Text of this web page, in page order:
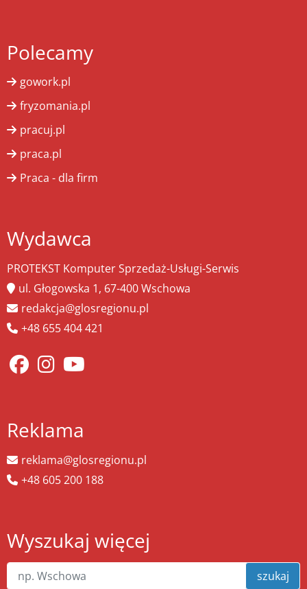
Polecamy
gowork.pl
fryzomania.pl
pracuj.pl
praca.pl
Praca - dla firm
Wydawca
PROTEKST Komputer Sprzedaż-Usługi-Serwis
ul. Głogowska 1, 67-400 Wschowa
redakcja@glosregionu.pl
+48 655 404 421
Reklama
reklama@glosregionu.pl
+48 605 200 188
Wyszukaj więcej
szukaj